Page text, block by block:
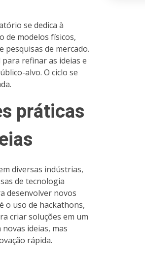
se dedica à
de modelos físicos,
pesquisas de mercado.
refinar as ideias e
alvo. O ciclo se
práticas
diversas indústrias,
de tecnologia
desenvolver novos
o uso de hackathons,
criar soluções em um
ideias, mas
rápida.